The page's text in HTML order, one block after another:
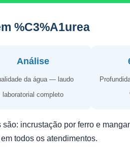
%C3%A1urea
Análise
da água — laudo
laboratorial completo
incrustação por ferro e
todos os atendimentos.